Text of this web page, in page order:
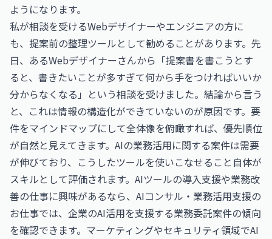
ようになります。
私が相談を受けるWebデザイナーやエンジニアの方に
も、提案前の整理ツールとして勧めることがあります。先
日、あるWebデザイナーさんから「提案書を書こうとす
ると、書きたいことが多すぎて何から手をつければいいか
分からなくなる」という相談を受けました。結論から言う
と、これは情報の構造化ができていないのが原因です。要
件をマインドマップにして全体像を俯瞰すれば、優先順位
が自然と見えてきます。AIの業務活用に関する案件は需要
が伸びており、こうしたツールを使いこなせること自体が
スキルとして評価されます。AIツールの導入支援や業務改
善の仕事に興味があるなら、 AIコンサル・業務活用支援の
お仕事では、企業のAI活用を支援する業務委託案件の傾向
を確認できます。マーケティングやセキュリティ領域でAI